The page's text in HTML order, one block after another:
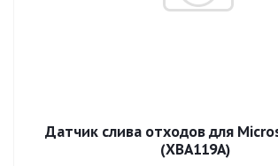
Датчик слива отходов для
(XBA119A)